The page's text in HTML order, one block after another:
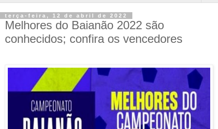
terça-feira, 12 de abril de 2022
Melhores do Baianão 2022 são
conhecidos; confira os vencedores